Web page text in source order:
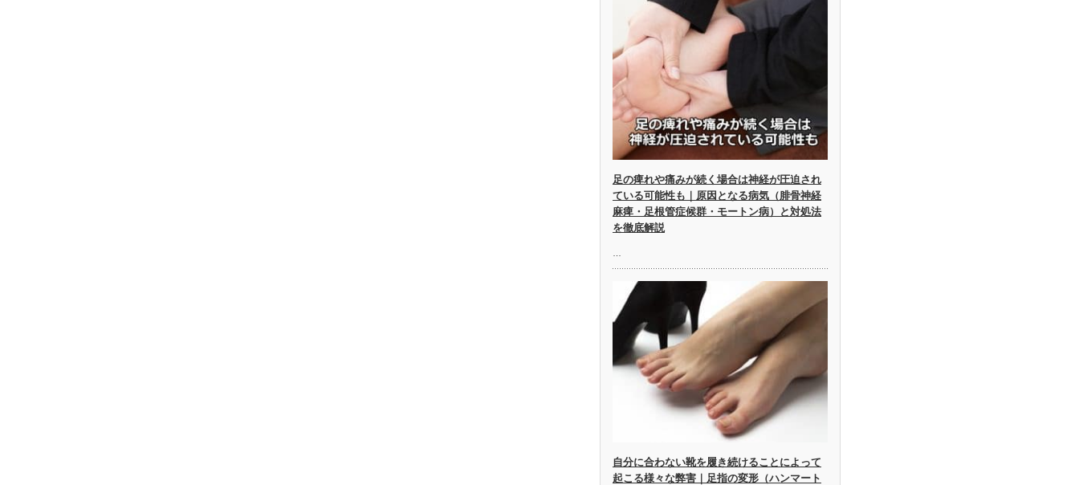
足の痺れや痛みが続く場合は神経が圧迫され
ている可能性も｜原因となる病気（腓骨神経
麻痺・足根管症候群・モートン病）と対処法
を徹底解説
自分に合わない靴を履き続けることによって
起こる様々な弊害｜足指の変形（ハンマート